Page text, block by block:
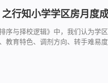
之行知小学学区房月度
序与择校逻辑》中，我们认为学
教育特色、调剂方向、转手难易